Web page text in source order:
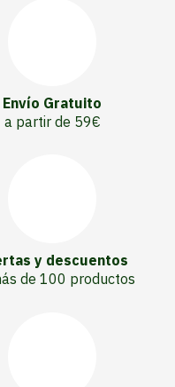
Envío Gratuito
a partir de 59€
y descuentos
de 100 productos